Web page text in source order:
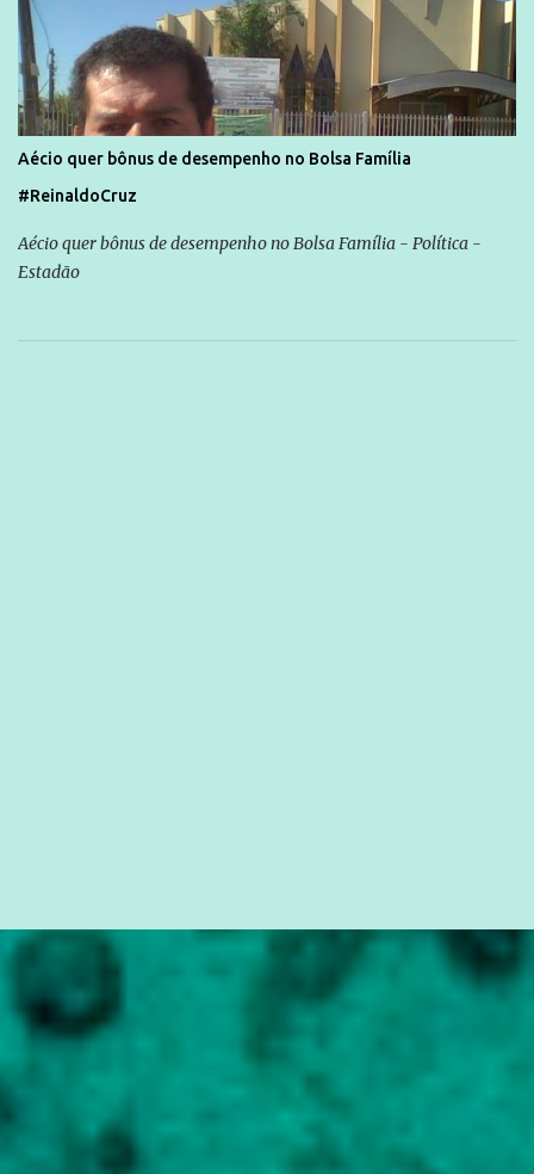
Aécio quer bônus de desempenho no Bolsa Família
#ReinaldoCruz
Aécio quer bônus de desempenho no Bolsa Família - Política -
Estadão